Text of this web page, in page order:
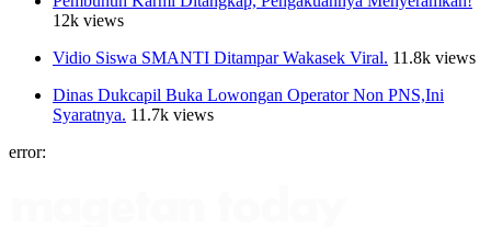
12k views
Vidio Siswa SMANTI Ditampar Wakasek Viral. 11.8k views
Dinas Dukcapil Buka Lowongan Operator Non PNS,Ini
Syaratnya. 11.7k views
error: